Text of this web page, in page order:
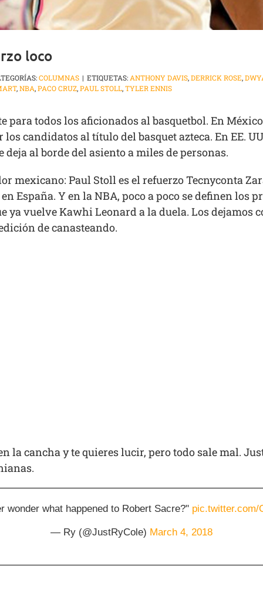
loco
COLUMNAS | ETIQUETAS:ANTHONY DAVIS,DERRICK ROSE,
,NBA,PACO CRUZ,PAUL STOLL,TYLER ENNIS
para todos los aficionados al basquetbol. En
candidatos al título del basquet azteca. En EE.
deja al borde del asiento a miles de personas.
mexicano: Paul Stoll es el refuerzo Tecnyconta
España. Y en la NBA, poco a poco se definen los
ya vuelve Kawhi Leonard a la duela. Los dejamos
de canasteando.
la cancha y te quieres lucir, pero todo sale mal.
wonder what happened to Robert Sacre?" pic.twitter.com/
— Ry (@JustRyCole) March 4, 2018